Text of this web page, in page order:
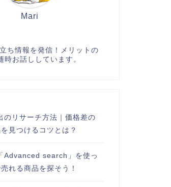
Mari
ち情報を発信！メリットの
時お話ししています。
のリサーチ方法｜価格差の
見つけるコツとは？
Advanced search」を使っ
れる商品を探そう！